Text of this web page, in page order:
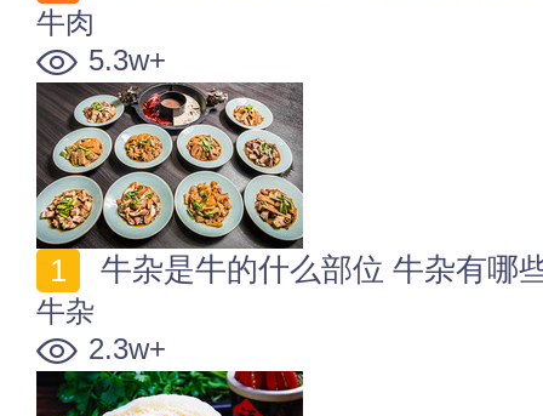
牛肉
5.3w+
牛杂是牛的什么部位 牛杂有哪
牛杂
2.3w+